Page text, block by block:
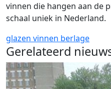
vinnen die hangen aan de
schaal uniek in Nederland.
glazen vinnen berlage
Gerelateerd